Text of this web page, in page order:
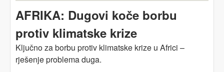
AFRIKA: Dugovi koče borbu
protiv klimatske krize
Ključno za borbu protiv klimatske krize u Africi –
rješenje problema duga.